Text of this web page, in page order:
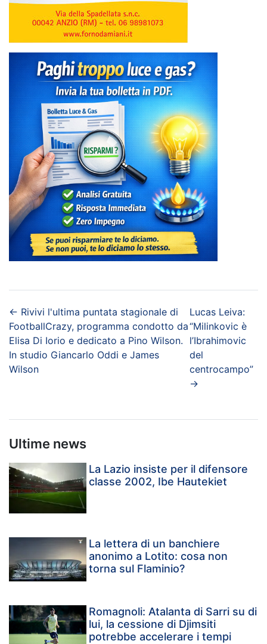
← Rivivi l'ultima puntata stagionale di
FootballCrazy, programma condotto da
Elisa Di Iorio e dedicato a Pino Wilson.
In studio Giancarlo Oddi e James
Wilson
Lucas Leiva:
“Milinkovic è
l’Ibrahimovic
del
centrocampo”
→
Ultime news
La Lazio insiste per il difensore
classe 2002, Ibe Hautekiet
La lettera di un banchiere
anonimo a Lotito: cosa non
torna sul Flaminio?
Romagnoli: Atalanta di Sarri su di
lui, la cessione di Djimsiti
potrebbe accelerare i tempi